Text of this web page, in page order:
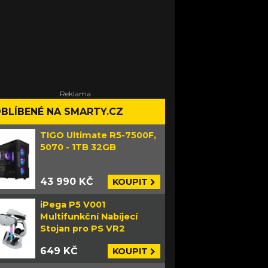
NA SMARTY.CZ
TIGO Ultimate R5-7500F,
5070 - 1TB 32GB
43 990 KČ KOUPIT
iPega P5 V001
Multifunkční Nabíjecí
Stojan pro PS VR2
649 KČ KOUPIT